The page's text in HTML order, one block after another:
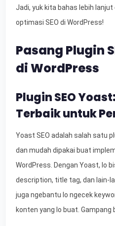
Jadi, yuk kita bahas lebih
optimasi SEO di WordPress!
Pasang Plugin
di WordPress
Plugin SEO
Terbaik untuk
Yoast SEO adalah salah satu
dan mudah dipakai buat
WordPress. Dengan Yoast, lo
description, title tag, dan lain-
juga ngebantu lo ngecek
konten yang lo buat. Gampang